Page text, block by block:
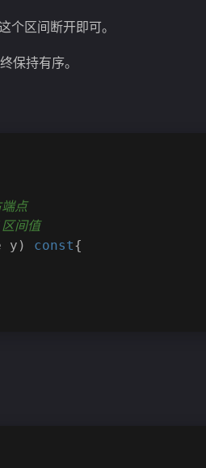
个区间断开即可。
保持有序。
点
间值
y) const{